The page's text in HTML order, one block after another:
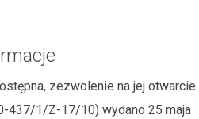
zezwolenie na jej otwarcie
437/1/Z-17/10) wydano 25 maja